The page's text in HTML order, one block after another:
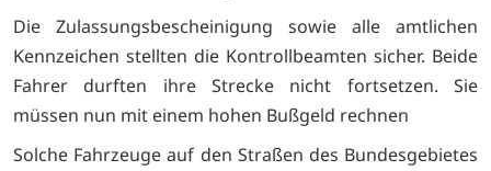
Die Zulassungsbescheinigung sowie alle amtlichen
Kennzeichen stellten die Kontrollbeamten sicher. Beide
Fahrer durften ihre Strecke nicht fortsetzen. Sie
müssen nun mit einem hohen Bußgeld rechnen
Solche Fahrzeuge auf den Straßen des Bundesgebietes